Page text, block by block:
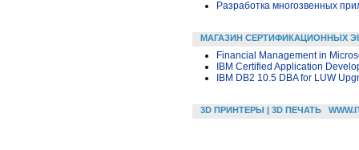
Разработка многозвенных
МАГАЗИН СЕРТИФИКАЦИОННЫХ
Financial Management in
IBM Certified Application
IBM DB2 10.5 DBA for LUW
3D ПРИНТЕРЫ | 3D ПЕЧАТЬ